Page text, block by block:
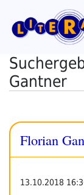
Inhalt
springen
Gantner
Florian
13.10.2018